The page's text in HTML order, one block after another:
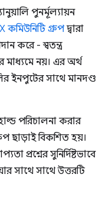
পুনর্মূল্যায়ন
কমিউনিটি গ্রুপদ্বারা
করে - স্বতন্ত্র
মাধ্যমে নয়। এর অর্থ
ইনপুটের সাথে মানদণ্ড
পরিচালনা করার
ছাড়াই বিকশিত হয়।
প্রশ্নের সুনির্দিষ্টভাবে
সাথে সাথে উত্তরটি